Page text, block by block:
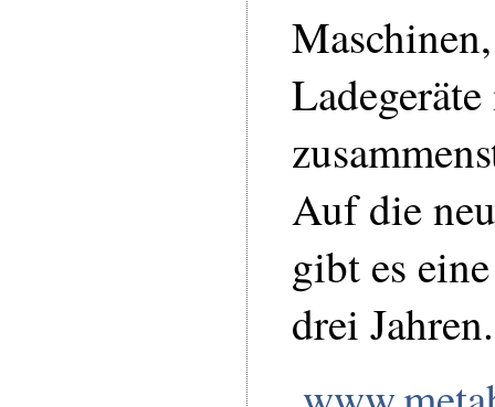
Auf die
gibt es
drei Jahren.